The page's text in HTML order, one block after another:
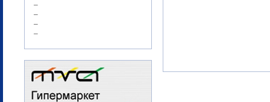
–
–
–
–